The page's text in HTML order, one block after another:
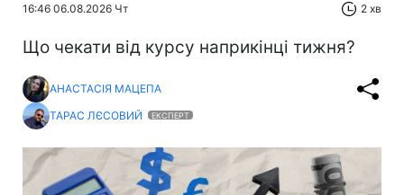
16:46 06.08.2026 Чт 2 хв
Що чекати від курсу наприкінці тижня?
АНАСТАСІЯ МАЦЕПА
ТАРАС ЛЄСОВИЙ
ЕКСПЕРТ